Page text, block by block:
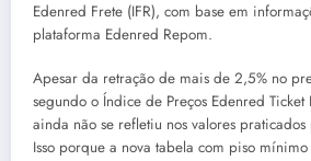
Edenred Frete (IFR), com base em
plataforma Edenred Repom.
Apesar da retração de mais de 2,5% no
segundo o Índice de Preços Edenred Ticket
ainda não se refletiu nos valores
Isso porque a nova tabela com piso